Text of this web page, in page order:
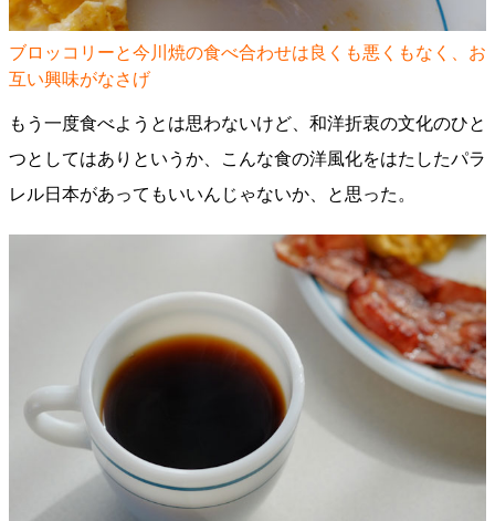
ブロッコリーと今川焼の食べ合わせは良くも悪くもなく、お
互い興味がなさげ
もう一度食べようとは思わないけど、和洋折衷の文化のひと
つとしてはありというか、こんな食の洋風化をはたしたパラ
レル日本があってもいいんじゃないか、と思った。